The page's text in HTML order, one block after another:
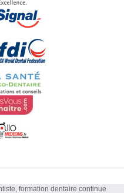
formation dentaire continue